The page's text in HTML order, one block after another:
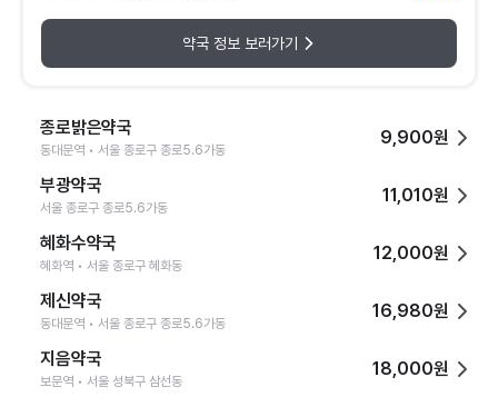
약국 정보 보러가기
종로밝은약국
동대문역 • 서울 종로구 종로5.6가동
9,900원
부광약국
서울 종로구 종로5.6가동
11,010원
혜화수약국
혜화역 • 서울 종로구 혜화동
12,000원
제신약국
동대문역 • 서울 종로구 종로5.6가동
16,980원
지음약국
보문역 • 서울 성북구 삼선동
18,000원